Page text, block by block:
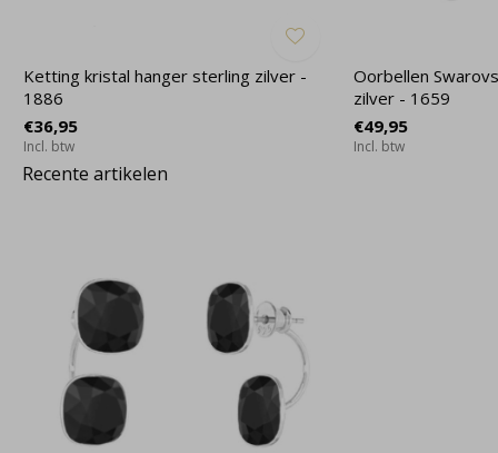
Ketting kristal hanger sterling zilver -
1886
€36,95
Incl. btw
Oorbellen
zilver - 1659
€49,95
Incl. btw
Recente artikelen